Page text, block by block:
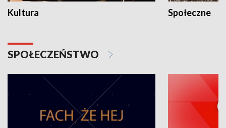
Kultura Społeczne
SPOŁECZEŃSTWO